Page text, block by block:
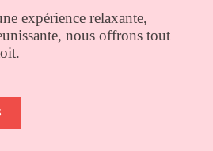
expérience relaxante,
nous offrons tout